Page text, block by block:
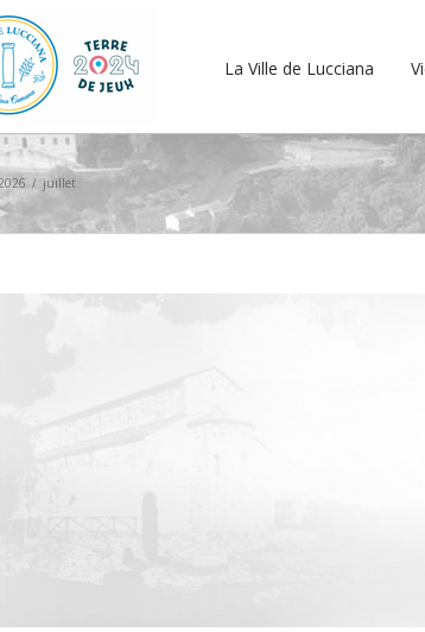
La Ville de Lucciana
/ juillet